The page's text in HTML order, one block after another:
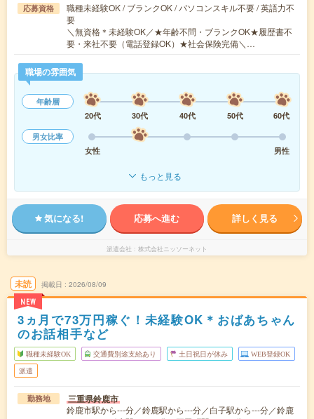
応募資格
職種未経験OK / ブランクOK / パソコンスキル不要 / 英語力不
要
＼無資格＊未経験OK／★年齢不問・ブランクOK★履歴書不
要・来社不要（電話登録OK）★社会保険完備＼…
職場の雰囲気
年齢層
20代
30代 40代 50代
60代
男女比率
女性
男性
もっと見る
気になる! 応募へ進む 詳しく見る
派遣会社 株式会社ニッソーネット
未読
NEW
掲載日 2026/08/09
3ヵ月で73万円稼ぐ！未経験OK＊おばあちゃん
のお話相手など
職種未経験OK 交通費別途支給あり 土日祝日が休み WEB登録OK
派遣
勤務地 三重県鈴鹿市
鈴鹿市駅から---分／鈴鹿駅から---分／白子駅から---分／鈴鹿